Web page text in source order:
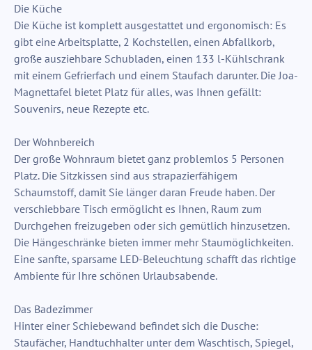
Die Küche
Die Küche ist komplett ausgestattet und ergonomisch: Es
gibt eine Arbeitsplatte, 2 Kochstellen, einen Abfallkorb,
große ausziehbare Schubladen, einen 133 l-Kühlschrank
mit einem Gefrierfach und einem Staufach darunter. Die Joa-
Magnettafel bietet Platz für alles, was Ihnen gefällt:
Souvenirs, neue Rezepte etc.
Der Wohnbereich
Der große Wohnraum bietet ganz problemlos 5 Personen
Platz. Die Sitzkissen sind aus strapazierfähigem
Schaumstoff, damit Sie länger daran Freude haben. Der
verschiebbare Tisch ermöglicht es Ihnen, Raum zum
Durchgehen freizugeben oder sich gemütlich hinzusetzen.
Die Hängeschränke bieten immer mehr Staumöglichkeiten.
Eine sanfte, sparsame LED-Beleuchtung schafft das richtige
Ambiente für Ihre schönen Urlaubsabende.
Das Badezimmer
Hinter einer Schiebewand befindet sich die Dusche:
Staufächer, Handtuchhalter unter dem Waschtisch, Spiegel,